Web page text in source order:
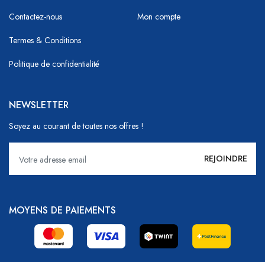
Contactez-nous
Termes & Conditions
Politique de confidentialité
Mon compte
NEWSLETTER
Soyez au courant de toutes nos offres !
MOYENS DE PAIEMENTS